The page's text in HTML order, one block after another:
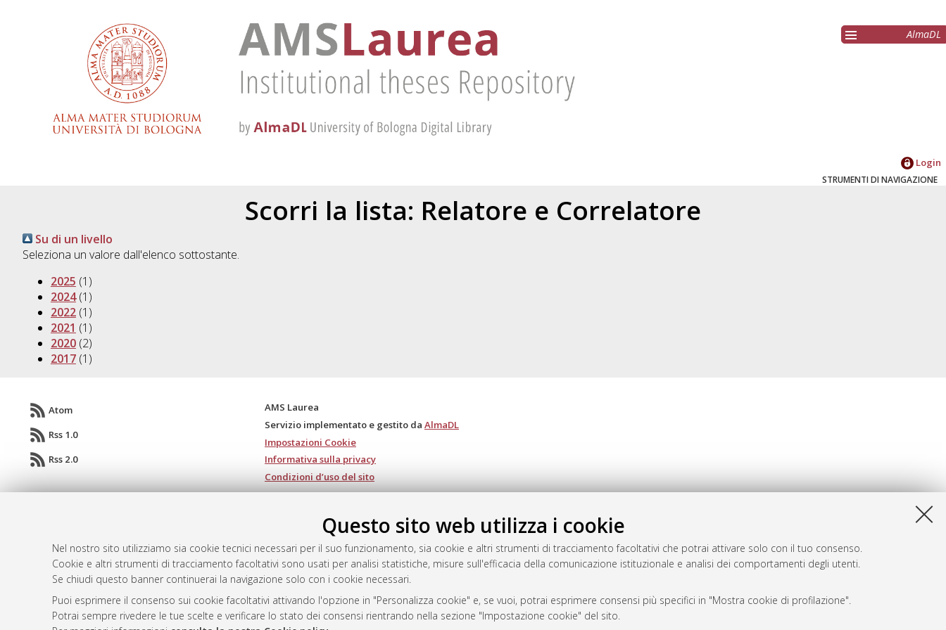
Questo sito web utilizza i cookie
Nel nostro sito utilizziamo sia cookie tecnici necessari per il suo funzionamento, sia cookie e altri strumenti di tracciamento facoltativi che potrai attivare solo con il tuo consenso.
Cookie e altri strumenti di tracciamento facoltativi sono usati per analisi statistiche, misure sull'efficacia della comunicazione istituzionale e analisi dei comportamenti degli utenti.
Se chiudi questo banner continuerai la navigazione solo con i cookie necessari.
Puoi esprimere il consenso sui cookie facoltativi attivando l'opzione in "Personalizza cookie" e, se vuoi, potrai esprimere consensi più specifici in "Mostra cookie di profilazione".
Potrai sempre rivedere le tue scelte e verificare lo stato dei consensi rientrando nella sezione "Impostazione cookie" del sito.
AlmaDL
Login
STRUMENTI DI NAVIGAZIONE
Scorri la lista: Relatore e Correlatore
Su di un livello
Seleziona un valore dall'elenco sottostante.
2025 (1)
2024(1)
2022(1)
2021 (1)
2020(2)
2017(1)
Atom
Rss 1.0
Rss 2.0
AMS Laurea
Servizio implementato e gestito da AlmaDL
Impostazioni Cookie
Informativa sulla privacy
Condizioni d’uso del sito
© ALMA MATER STUDIORUM - Università di Bologna, 2007-2026.